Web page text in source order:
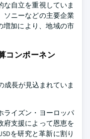
な自立を重視していま
ソニーなどの主要企業
増加により、地域の市
コンポーネン
成長が見込まれていま
ライズン・ヨーロッパ
府支援によって恩恵を
を研究と革新に割り